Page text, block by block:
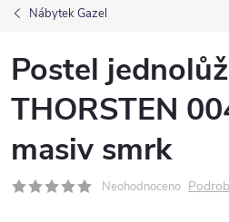
Nábytek Gazel
Postel
THORSTEN
masiv smrk
Neohodnoceno